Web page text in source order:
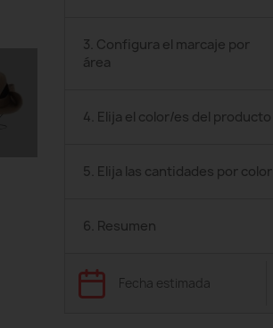
3. Configura el marcaje por
área
4. Elija el color/es del producto
5. Elija las cantidades por color
6. Resumen
Fecha estimada